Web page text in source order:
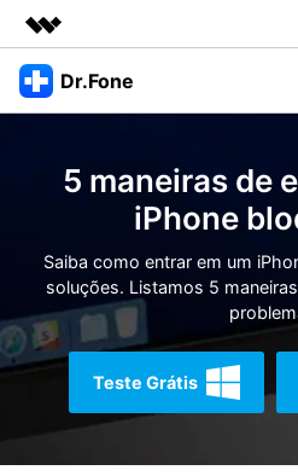
Produtos em destaque
Visão geral
Sobre nós
Sala de imprensa
Loja
Dr.Fone
Veja Toolkit Completo >
Para PC
Para Celular
Ver Todos Os Aplicativos
Guia & Suporte
Ações rápidas
Recursos
Transferir Dados
Gerenciador de dados
5 maneiras de
iPhone
Saiba como entrar em um
soluções. Listamos 5
Teste Grátis